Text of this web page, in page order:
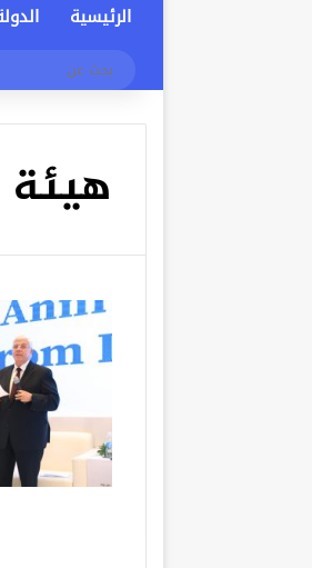
الرئيسية
هيئة